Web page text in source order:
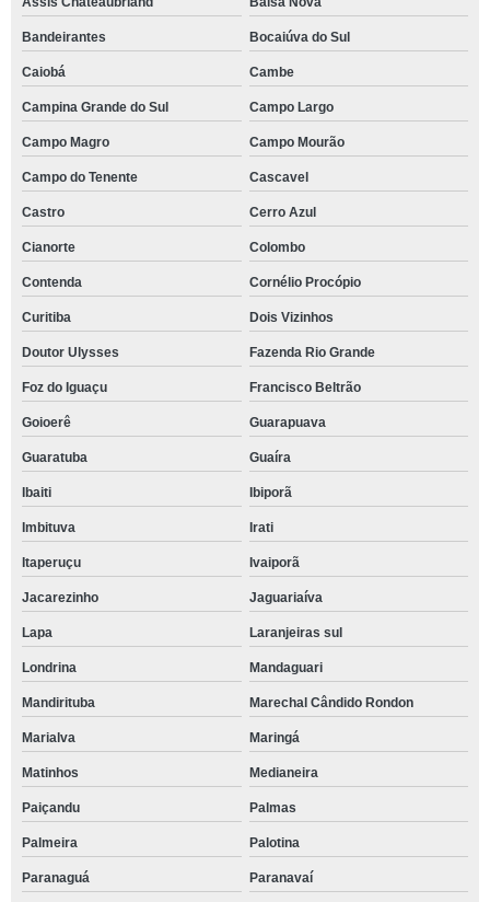
Bandeirantes Bocaiúva do Sul
Caiobá Cambe
Campina Grande do Sul Campo Largo
Campo Magro Campo Mourão
Campo do Tenente Cascavel
Castro Cerro Azul
Cianorte Colombo
Contenda Cornélio Procópio
Curitiba Dois Vizinhos
Doutor Ulysses Fazenda Rio Grande
Foz do Iguaçu Francisco Beltrão
Goioerê Guarapuava
Guaratuba Guaíra
Ibaiti Ibiporã
Imbituva Irati
Itaperuçu Ivaiporã
Jacarezinho Jaguariaíva
Lapa Laranjeiras sul
Londrina Mandaguari
Mandirituba Marechal Cândido Rondon
Marialva Maringá
Matinhos Medianeira
Paiçandu Palmas
Palmeira Palotina
Paranaguá Paranavaí